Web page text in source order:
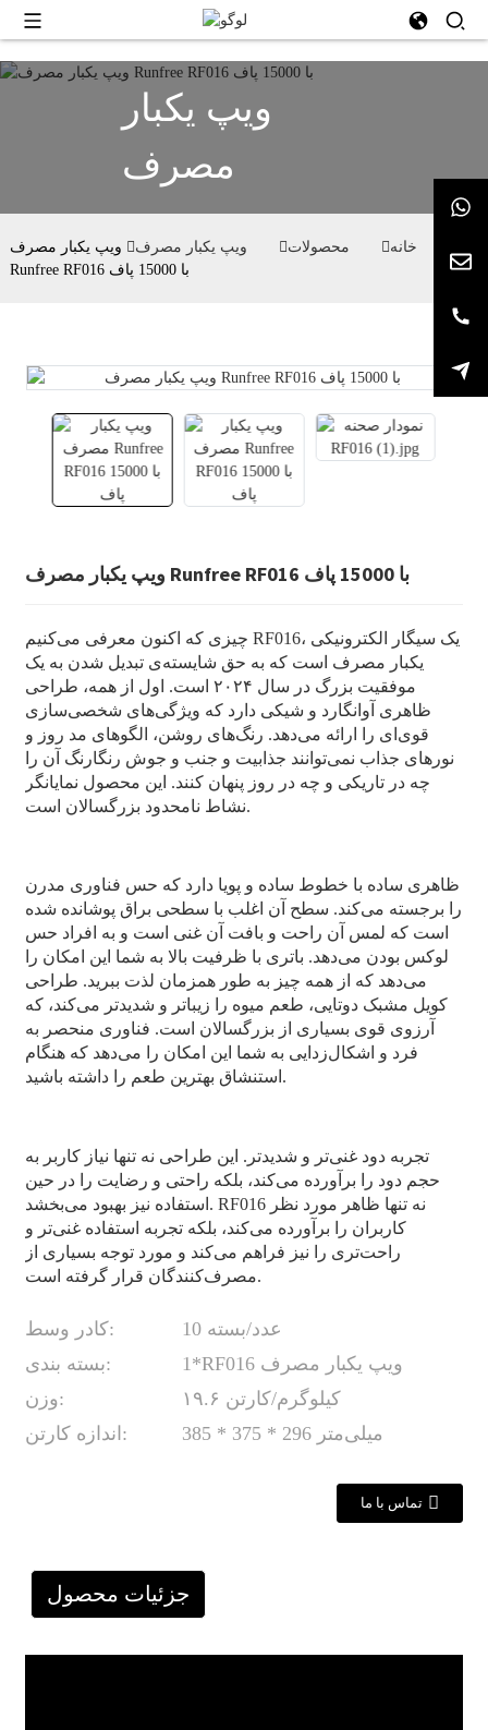
ویپ یکبار
مصرف
خانه محصولات ویپ یکبار مصرف
ویپ یکبار مصرف
Runfree RF016 با 15000 پاف
ویپ یکبار مصرف Runfree RF016 با 15000 پاف
چیزی که اکنون معرفی می‌کنیم RF016، یک سیگار الکترونیکی
یکبار مصرف است که به حق شایسته‌ی تبدیل شدن به یک
موفقیت بزرگ در سال ۲۰۲۴ است. اول از همه، طراحی
ظاهری آوانگارد و شیکی دارد که ویژگی‌های شخصی‌سازی
قوی‌ای را ارائه می‌دهد. رنگ‌های روشن، الگوهای مد روز و
نورهای جذاب نمی‌توانند جذابیت و جنب و جوش رنگارنگ آن را
چه در تاریکی و چه در روز پنهان کنند. این محصول نمایانگر
نشاط نامحدود بزرگسالان است.
ظاهری ساده با خطوط ساده و پویا دارد که حس فناوری مدرن
را برجسته می‌کند. سطح آن اغلب با سطحی براق پوشانده شده
است که لمس آن راحت و بافت آن غنی است و به افراد حس
لوکس بودن می‌دهد. باتری با ظرفیت بالا به شما این امکان را
می‌دهد که از همه چیز به طور همزمان لذت ببرید. طراحی
کویل مشبک دوتایی، طعم میوه را زیباتر و شدیدتر می‌کند، که
آرزوی قوی بسیاری از بزرگسالان است. فناوری منحصر به
فرد و اشکال‌زدایی به شما این امکان را می‌دهد که هنگام
استنشاق بهترین طعم را داشته باشید.
تجربه دود غنی‌تر و شدیدتر. این طراحی نه تنها نیاز کاربر به
حجم دود را برآورده می‌کند، بلکه راحتی و رضایت را در حین
استفاده نیز بهبود می‌بخشد. RF016 نه تنها ظاهر مورد نظر
کاربران را برآورده می‌کند، بلکه تجربه استفاده غنی‌تر و
راحت‌تری را نیز فراهم می‌کند و مورد توجه بسیاری از
مصرف‌کنندگان قرار گرفته است.
کادر وسط:
10 عدد/بسته
بسته بندی:
1*RF016 ویپ یکبار مصرف
وزن:
۱۹.۶ کیلوگرم/کارتن
اندازه کارتن:
385 * 375 * 296 میلی‌متر
تماس با ما
جزئیات محصول